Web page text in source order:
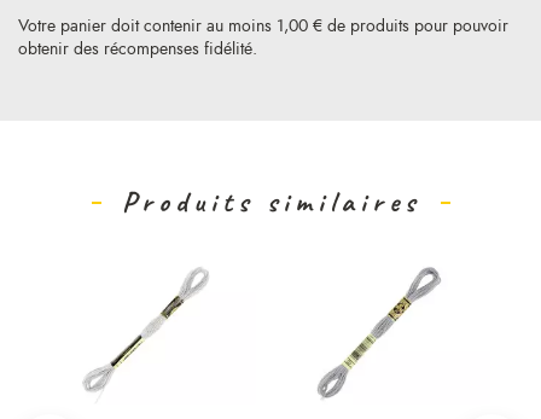
Votre panier doit contenir au moins 1,00 € de produits pour pouvoir
obtenir des récompenses fidélité.
Produits similaires